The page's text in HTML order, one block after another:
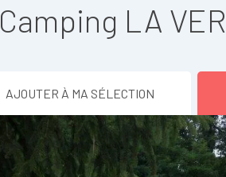
Camping LA
AJOUTER À MA SÉLECTION